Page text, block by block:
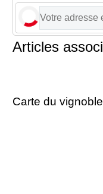
Articles
Carte du